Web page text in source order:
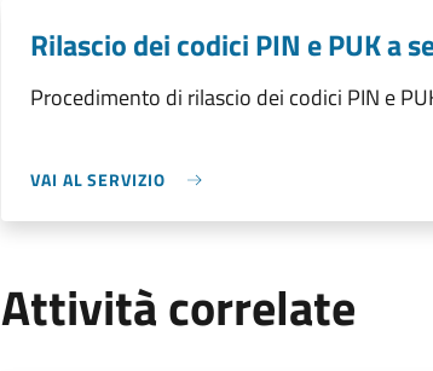
Rilascio dei codici PIN e PUK a
Procedimento di rilascio dei codici PIN e
VAI AL SERVIZIO
Attività correlate